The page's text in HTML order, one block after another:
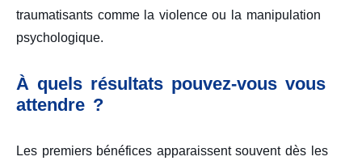
traumatisants comme la violence ou la manipulation
psychologique.
À quels résultats pouvez-vous vous
attendre ?
Les premiers bénéfices apparaissent souvent dès les